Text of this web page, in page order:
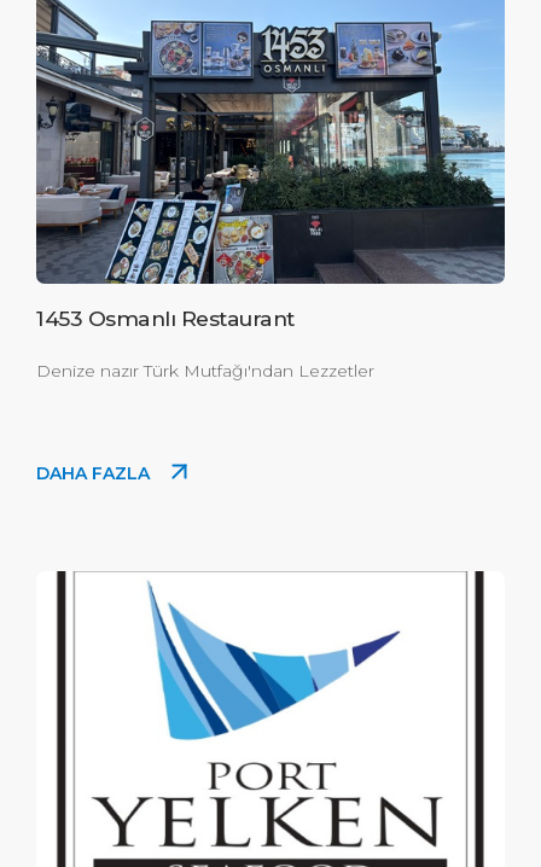
1453 Osmanlı Restaurant
Denize nazır Türk Mutfağı'ndan Lezzetler
DAHA FAZLA